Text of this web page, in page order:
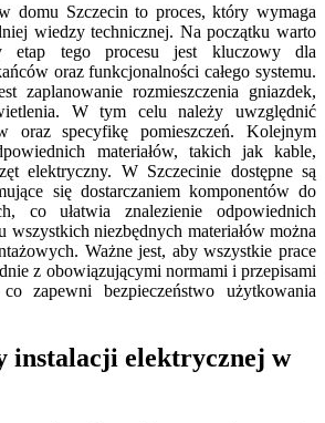
domu Szczecin to proces, który wymaga
wiedzy technicznej. Na początku warto
etap tego procesu jest kluczowy dla
oraz funkcjonalności całego systemu.
zaplanowanie rozmieszczenia gniazdek,
W tym celu należy uwzględnić
oraz specyfikę pomieszczeń. Kolejnym
materiałów, takich jak kable,
elektryczny. W Szczecinie dostępne są
się dostarczaniem komponentów do
co ułatwia znalezienie odpowiednich
wszystkich niezbędnych materiałów można
Ważne jest, aby wszystkie prace
z obowiązującymi normami i przepisami
zapewni bezpieczeństwo użytkowania
instalacji elektrycznej w